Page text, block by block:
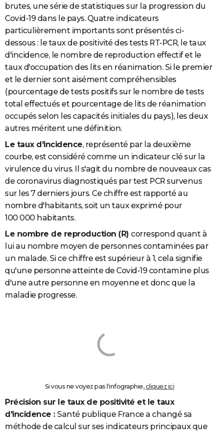
brutes, une série de statistiques sur la progression du
Covid-19 dans le pays. Quatre indicateurs
particulièrement importants sont présentés ci-
dessous : le taux de positivité des tests RT-PCR, le taux
d'incidence, le nombre de reproduction effectif et le
taux d'occupation des lits en réanimation. Si le premier
et le dernier sont aisément compréhensibles
(pourcentage de tests positifs sur le nombre de tests
total effectués et pourcentage de lits de réanimation
occupés selon les capacités initiales du pays), les deux
autres méritent une définition.
Le taux d'incidence, représenté par la deuxième
courbe, est considéré comme un indicateur clé sur la
virulence du virus. Il s'agit du nombre de nouveaux cas
de coronavirus diagnostiqués par test PCR survenus
sur les 7 derniers jours. Ce chiffre est rapporté au
nombre d'habitants, soit un taux exprimé pour
100 000 habitants.
Le nombre de reproduction (R) correspond quant à
lui au nombre moyen de personnes contaminées par
un malade. Si ce chiffre est supérieur à 1, cela signifie
qu'une personne atteinte de Covid-19 contamine plus
d'une autre personne en moyenne et donc que la
maladie progresse.
Si vous ne voyez pas l'infographie,cliquez ici
Précision sur le taux de positivité et le taux
d'incidence : Santé publique France a changé sa
méthode de calcul sur ses indicateurs principaux que